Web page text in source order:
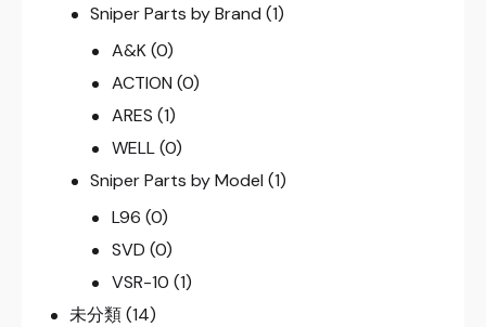
Sniper Parts by Brand (1)
A&K (0)
ACTION (0)
ARES (1)
WELL (0)
Sniper Parts by Model (1)
L96 (0)
SVD (0)
VSR-10 (1)
未分類(14)